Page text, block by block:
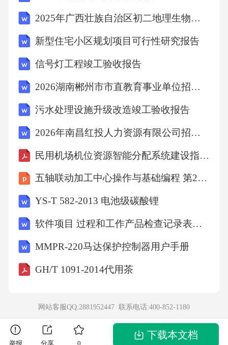
A.Teacherandstudent
C.Parentandchild
D.Colleagues答案：D
解析：对话中提到“Let’sdiscusstheprojecttogethe
二部分：阅读理解（40分）第一节（30分）阅
读下列短文，选择最佳答案。A篇：应用文阅读
Anoticeispostedintheschoolcafeteria.Itsays,“Duetot
akeallyourbelongingsandleavethebuildingimmediat
ely.”Whatisthepurposeofthenotice?
2025年广西壮族自治区初二地理生物会考考试试题及答案
新型住宅小区规划项目可行性研究报告
信号灯工程竣工验收报告
2026湖南郴州市市直教育事业单位招（选）聘工作人员42人考试参考题库及答案解析
污水处理设施升级改造竣工验收报告
2026年南昌红投人力资源有限公司招聘司法协理员2人笔试模拟试题及答案解析
民用机场机位资源智能分配系统建设指南（TCCAATB 0025-2022）
五轴联动加工中心操作与基础编程 第2版 课件 项目四VERICUT五轴加工仿真技术认知
YS-T 582-2013 电池级碳酸锂
软件项目 过程和工作产品检查记录表全套
MMPR-220马达保护控制器用户手册
GH/T 1091-2014代用茶
网站客服QQ:2881952447 联系电话:400-852-1180
举报 分享 0
下载本文档